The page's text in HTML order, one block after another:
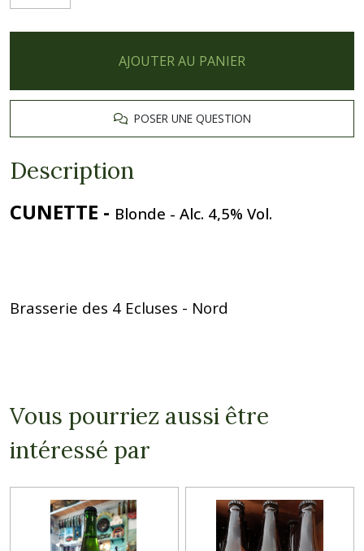
AJOUTER AU PANIER
POSER UNE QUESTION
Description
CUNETTE - Blonde - Alc. 4,5% Vol.
Brasserie des 4 Ecluses - Nord
Vous pourriez aussi être
intéressé par